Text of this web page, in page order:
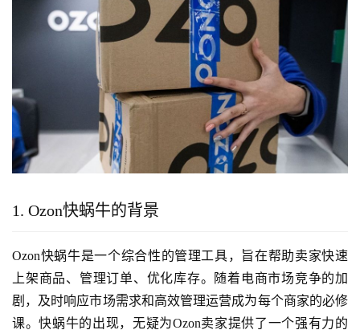
1. Ozon快蜗牛的背景
Ozon快蜗牛是一个综合性的管理工具，旨在帮助卖家快速
上架商品、管理订单、优化库存。随着电商市场竞争的加
剧，及时响应市场需求和高效管理运营成为每个商家的必修
课。快蜗牛的出现，无疑为Ozon卖家提供了一个强有力的